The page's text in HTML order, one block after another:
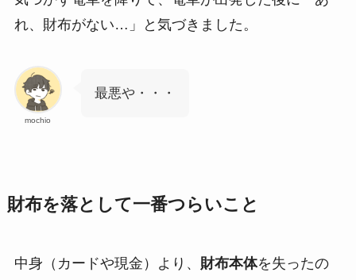
れ、財布がない…」と気づきました。
mochio
最悪や・・・
財布を落として一番つらいこと
中身（カードや現金）より、 財布本体を失ったの